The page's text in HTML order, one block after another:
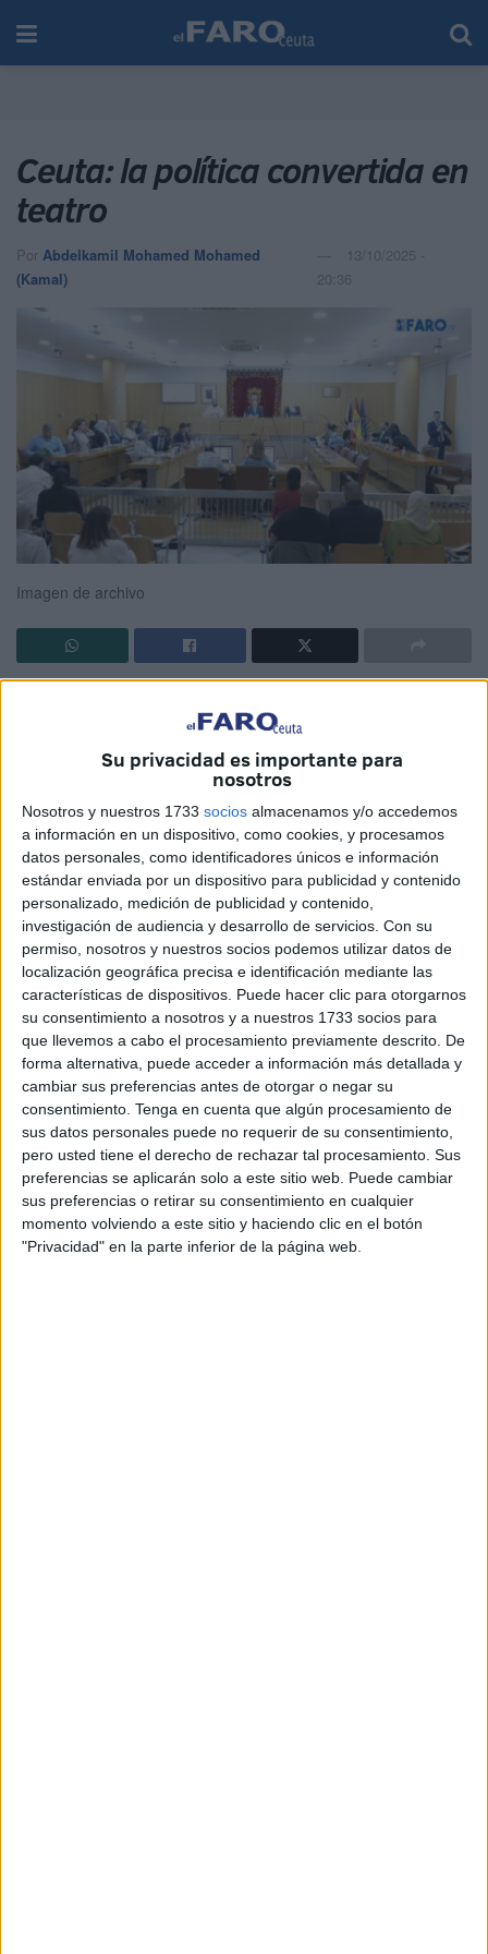
Su privacidad es importante para
nosotros
Nosotros y nuestros 1733 socios almacenamos y/o accedemos
a información en un dispositivo, como cookies, y procesamos
datos personales, como identificadores únicos e información
estándar enviada por un dispositivo para publicidad y contenido
personalizado, medición de publicidad y contenido,
investigación de audiencia y desarrollo de servicios. Con su
permiso, nosotros y nuestros socios podemos utilizar datos de
localización geográfica precisa e identificación mediante las
características de dispositivos. Puede hacer clic para otorgarnos
su consentimiento a nosotros y a nuestros 1733 socios para
que llevemos a cabo el procesamiento previamente descrito. De
forma alternativa, puede acceder a información más detallada y
cambiar sus preferencias antes de otorgar o negar su
consentimiento. Tenga en cuenta que algún procesamiento de
sus datos personales puede no requerir de su consentimiento,
pero usted tiene el derecho de rechazar tal procesamiento. Sus
preferencias se aplicarán solo a este sitio web. Puede cambiar
sus preferencias o retirar su consentimiento en cualquier
momento volviendo a este sitio y haciendo clic en el botón
"Privacidad" en la parte inferior de la página web.
Ceuta: la política convertida en
teatro
Por Abdelkamil Mohamed Mohamed
(Kamal)
13/10/2025 -
20:36
Imagen de archivo
salir. Los plenos de la Asamblea, que deberían ser
espacios de debate y soluciones, se han convertido en
escenarios donde cada grupo interpreta su papel.
Intervenciones medidas, respuestas predecibles, gestos
ensayados. Y mientras las luces del salón de plenos se
apagan, los problemas reales siguen intactos: el
desempleo juvenil, la falta de vivienda, las listas de espera
médicas o la desigualdad entre barrios.
Muchos ceutíes sienten que la política local se ha
desconectado de la realidad. En las conversaciones de la
calle se repite una idea: en Ceuta cuesta más abrirse
camino por méritos que por contactos. No se trata de
señalar nombres ni partidos, sino de una sensación
generalizada de amiguismo que impregna el ambiente.
Las empresas públicas, con su constante rotación de
cargos y contratos, se han convertido en símbolo de ese
malestar ciudadano.
No siempre hay irregularidades legales, pero sí una